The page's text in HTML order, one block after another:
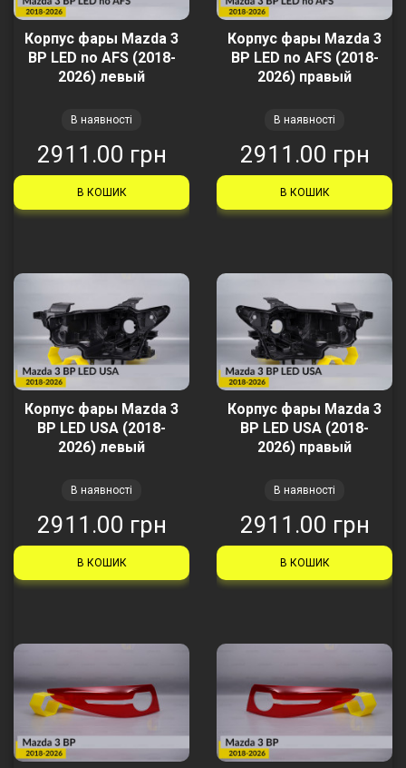
Корпус фары Mazda 3
BP LED no AFS (2018-
2026) левый
В наявності
2911.00 грн
В КОШИК
Корпус фары Mazda 3
BP LED no AFS (2018-
2026) правый
В наявності
2911.00 грн
В КОШИК
Корпус фары Mazda 3
BP LED USA (2018-
2026) левый
В наявності
2911.00 грн
В КОШИК
Корпус фары Mazda 3
BP LED USA (2018-
2026) правый
В наявності
2911.00 грн
В КОШИК